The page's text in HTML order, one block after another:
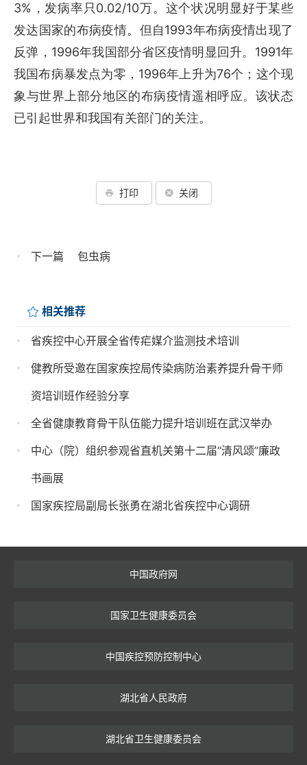
3% ，发病率只0.02/10万。这个状况明显好于某些
发达国家的布病疫情。但自 1993年布病疫情出现了
反弹， 1996年我国部分省区疫情明显回升。 1991年
我国布病暴发点为零， 1996年上升为76个；这个现
象与世界上部分地区的布病疫情遥相呼应。该状态
已引起世界和我国有关部门的关注。
打印 关闭
下一篇 包虫病
相关推荐
省疾控中心开展全省传疟媒介监测技术培训
健教所受邀在国家疾控局传染病防治素养提升骨干师
资培训班作经验分享
全省健康教育骨干队伍能力提升培训班在武汉举办
中心（院）组织参观省直机关第十二届“清风颂”廉政
书画展
国家疾控局副局长张勇在湖北省疾控中心调研
中国政府网
国家卫生健康委员会
中国疾控预防控制中心
湖北省人民政府
湖北省卫生健康委员会